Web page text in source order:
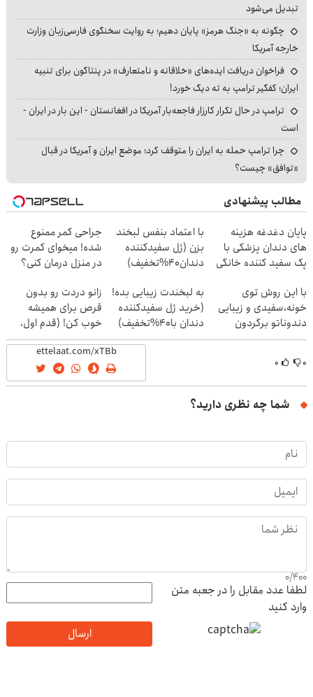
تبدیل می‌شود
چگونه به «جنگ هرمز» پایان دهیم؛ به روایت سخنگوی فارسی‌زبان وزارت
خارجه آمریکا
فراخوان دریافت ایده‌های «خلاقانه و نامتعارف» در پنتاگون برای تنبیه
ایران؛ کفگیر ترامپ به ته دیگ خورد!
ترامپ در حال تکرار کارزار فاجعه‌بار آمریکا در افغانستان - این بار در ایران -
است
چرا ترامپ حمله به ایران را متوقف کرد؛ موضع ایران و آمریکا در قبال
«توافق» چیست؟
مطالب پیشنهادی
پایان دغدغه هزینه
های دندان پزشکی با
پک سفید کننده خانگی
با اعتماد بنفس لبخند
بزن (ژل سفیدکننده
دندان40%تخفیف)
جراحی کمر ممنوع
شده! میخوای کمرت رو
در منزل درمان کنی؟
با این روش توی
خونه،سفیدی و زیبایی
دندوناتو برگردون
(40%off)
به لبخندت زیبایی بده!
(خرید ژل سفیدکننده
دندان با40%تخفیف)
زانو دردت رو بدون
قرص برای همیشه
خوب کن! (قدم اول،
پرسش‌نامه)
۰ ۰
شما چه نظری دارید؟
0/400
لطفا عدد مقابل را در جعبه متن
وارد کنید
ارسال